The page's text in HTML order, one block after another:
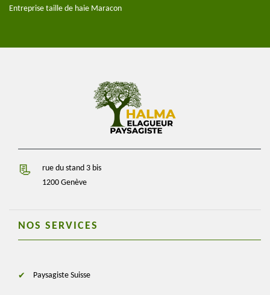
Entreprise taille de haie Maracon
rue du stand 3 bis
1200 Genève
NOS SERVICES
Paysagiste Suisse